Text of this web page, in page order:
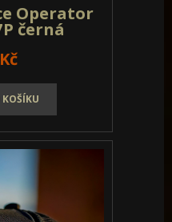
Operator
černá